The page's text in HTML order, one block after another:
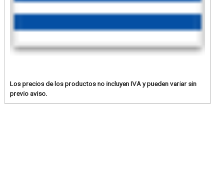
Los precios de los productos no incluyen IVA y pueden variar sin
previo aviso.